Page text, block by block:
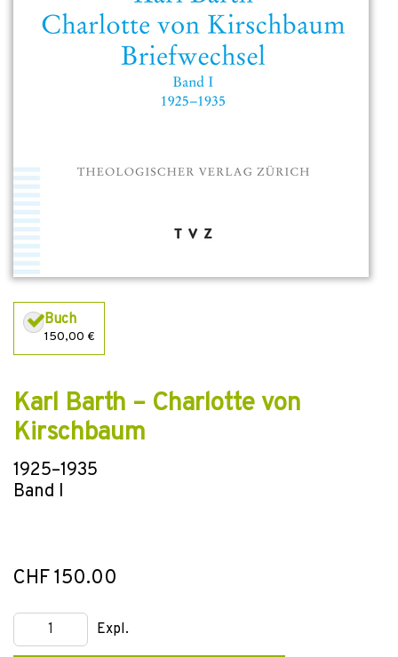
Buch
150,00 €
Karl Barth – Charlotte von
Kirschbaum
1925–1935
Band I
CHF 150.00
Expl.